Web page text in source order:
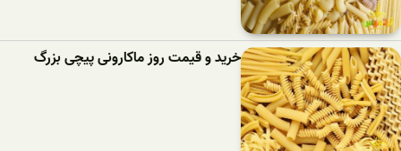
خرید و قیمت روز ماکارونی پیچی بزرگ